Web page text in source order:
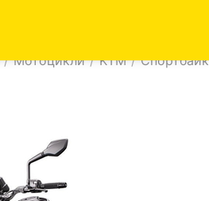
/ Мотоцикли / KTM /